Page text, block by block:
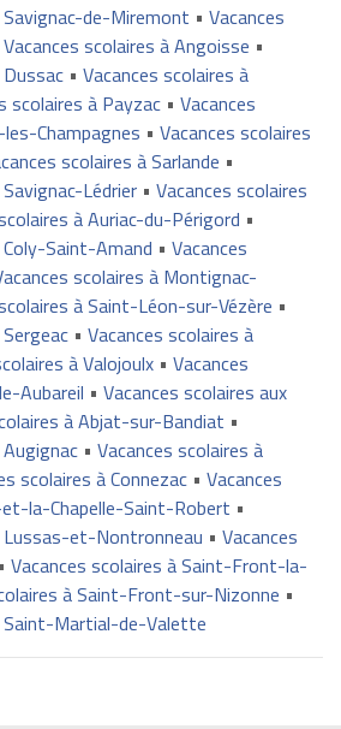
de-Miremont • Vacances
Vacances scolaires à Angoisse •
• Vacances scolaires à
scolaires à Payzac• Vacances
Champagnes • Vacances scolaires
scolaires à Sarlande •
Lédrier• Vacances scolaires
à Auriac-du-Périgord •
Saint-Amand • Vacances
scolaires à Montignac-
à Saint-Léon-sur-Vézère •
• Vacances scolaires à
à Valojoulx• Vacances
Aubareil • Vacances scolaires aux
à Abjat-sur-Bandiat •
• Vacances scolaires à
scolaires à Connezac• Vacances
la-Chapelle-Saint-Robert •
Lussas-et-Nontronneau • Vacances
• Vacances scolaires à Saint-Front-la-
à Saint-Front-sur-Nizonne •
Saint-Martial-de-Valette